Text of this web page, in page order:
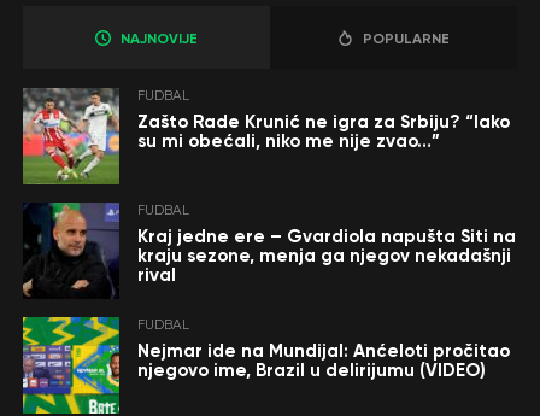
NAJNOVIJE POPULARNE
FUDBAL
Zašto Rade Krunić ne igra za Srbiju? “Iako
su mi obećali, niko me nije zvao…”
FUDBAL
Kraj jedne ere – Gvardiola napušta Siti na
kraju sezone, menja ga njegov nekadašnji
rival
FUDBAL
Nejmar ide na Mundijal: Anćeloti pročitao
njegovo ime, Brazil u delirijumu (VIDEO)